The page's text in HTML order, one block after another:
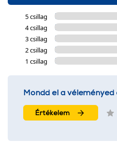
5 csillag
4 csillag
3 csillag
2 csillag
1 csillag
Mondd el a
Értékelem